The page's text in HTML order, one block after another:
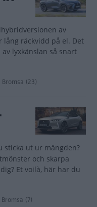
av
lång räckvidd på el. Det
lyxkänslan så snart
Bromsa (23)
sticka ut ur mängden?
och skarpa
Et voilà, här har du
Bromsa (7)